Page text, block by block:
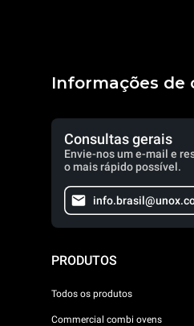
Informações de
Consultas gerais
Envie-nos um e-mail e
o mais rápido possível.
PRODUTOS
Todos os produtos
Commercial combi ovens